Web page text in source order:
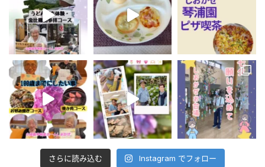
さらに読み込む Instagram でフォロー